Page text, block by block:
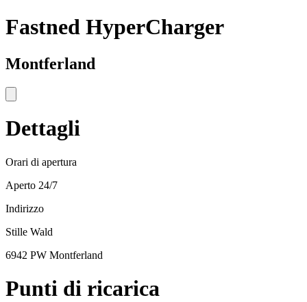
Fastned HyperCharger
Montferland
Dettagli
Orari di apertura
Aperto 24/7
Indirizzo
Stille Wald
6942 PW Montferland
Punti di ricarica